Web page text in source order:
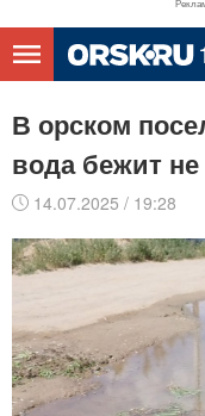
В орском
вода бежит не
14.07.2025 / 19:28